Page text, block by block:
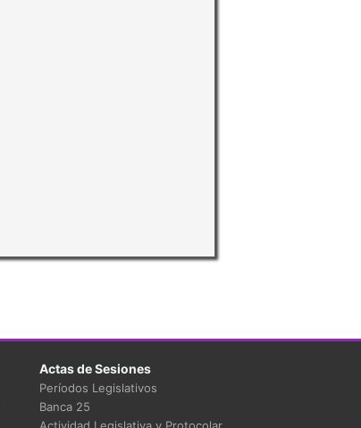
Actas de Sesiones
Períodos Legislativos
Banca 25